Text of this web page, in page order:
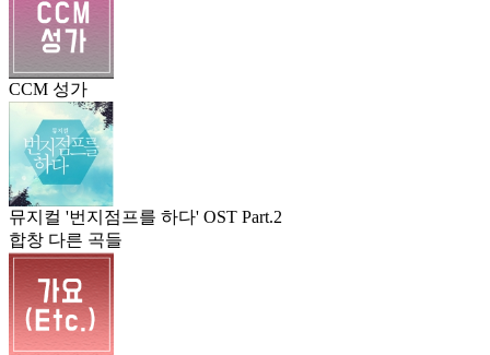
CCM 성가
뮤지컬 '번지점프를 하다' OST Part.2
합창 다른 곡들